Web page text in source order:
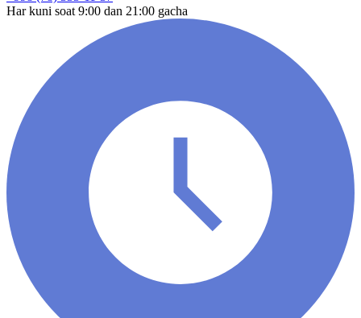
Har kuni soat 9:00 dan 21:00 gacha